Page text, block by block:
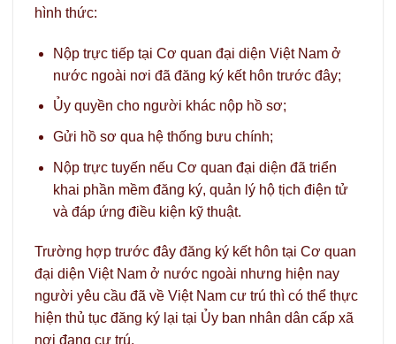
hình thức:
Nộp trực tiếp tại Cơ quan đại diện Việt Nam ở
nước ngoài nơi đã đăng ký kết hôn trước đây;
Ủy quyền cho người khác nộp hồ sơ;
Gửi hồ sơ qua hệ thống bưu chính;
Nộp trực tuyến nếu Cơ quan đại diện đã triển
khai phần mềm đăng ký, quản lý hộ tịch điện tử
và đáp ứng điều kiện kỹ thuật.
Trường hợp trước đây đăng ký kết hôn tại Cơ quan
đại diện Việt Nam ở nước ngoài nhưng hiện nay
người yêu cầu đã về Việt Nam cư trú thì có thể thực
hiện thủ tục đăng ký lại tại Ủy ban nhân dân cấp xã
nơi đang cư trú.